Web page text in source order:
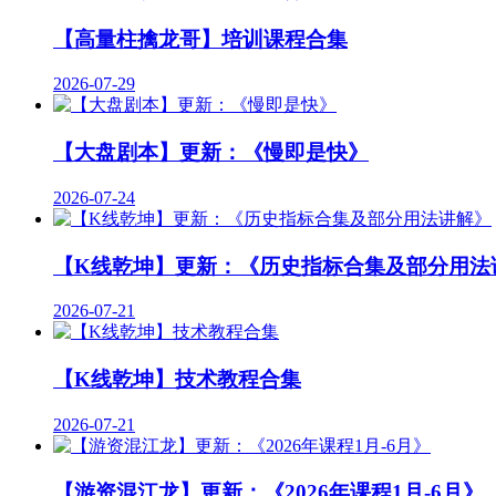
【高量柱擒龙哥】培训课程合集
2026-07-29
【大盘剧本】更新：《慢即是快》
2026-07-24
【K线乾坤】更新：《历史指标合集及部分用
2026-07-21
【K线乾坤】技术教程合集
2026-07-21